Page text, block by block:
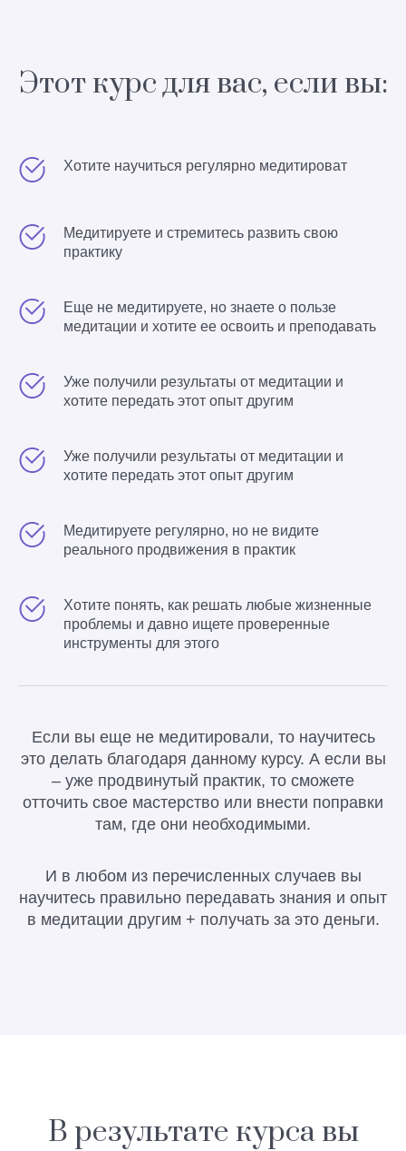
Этот курс для вас, если вы:
Хотите научиться регулярно медитироват
Медитируете и стремитесь развить свою
практику
Еще не медитируете, но знаете о пользе
медитации и хотите ее освоить и преподавать
Уже получили результаты от медитации и
хотите передать этот опыт другим
Уже получили результаты от медитации и
хотите передать этот опыт другим
Медитируете регулярно, но не видите
реального продвижения в практик
Хотите понять, как решать любые жизненные
проблемы и давно ищете проверенные
инструменты для этого
Если вы еще не медитировали, то научитесь
это делать благодаря данному курсу. А если вы
– уже продвинутый практик, то сможете
отточить свое мастерство или внести поправки
там, где они необходимыми.
И в любом из перечисленных случаев вы
научитесь правильно передавать знания и опыт
в медитации другим + получать за это деньги.
В результате курса вы